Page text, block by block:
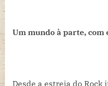
Um mundo à parte, com
Desde a estreia do Rock